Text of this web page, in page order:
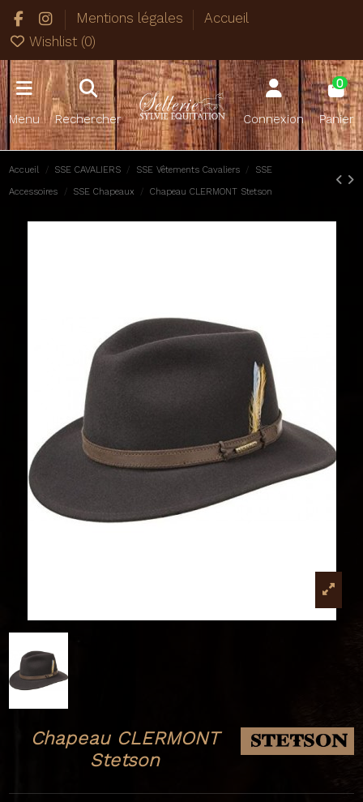
Mentions légales
Accueil
Wishlist (0)
Menu Rechercher Connexion
0
Panier
Accueil SSE CAVALIERS SSE Vêtements Cavaliers SSE
Accessoires SSE Chapeaux Chapeau CLERMONT Stetson
Chapeau CLERMONT
Stetson